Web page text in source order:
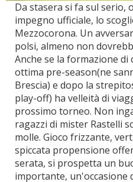
Da stasera si fa sul serio,
impegno ufficiale, lo
Mezzocorona. Un
polsi, almeno non
Anche se la formazione
ottima pre-season(ne
Brescia) e dopo la
play-off) ha velleità di
prossimo torneo. Non
ragazzi di mister Rastelli
molle. Gioco frizzante,
spiccata propensione
serata, si prospetta un
importante, un'occasione